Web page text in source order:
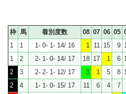
枠 馬 着別度数 08 07 06 05
1
1 1- 0- 1- 14/ 16 1 11 15 9
1
2 2- 1- 0- 14/ 17 18 17 1 6
2
3 2- 2- 1- 12/ 17 3 1 5 8
2
4 1- 1- 0- 15/ 17 11 6 4 7